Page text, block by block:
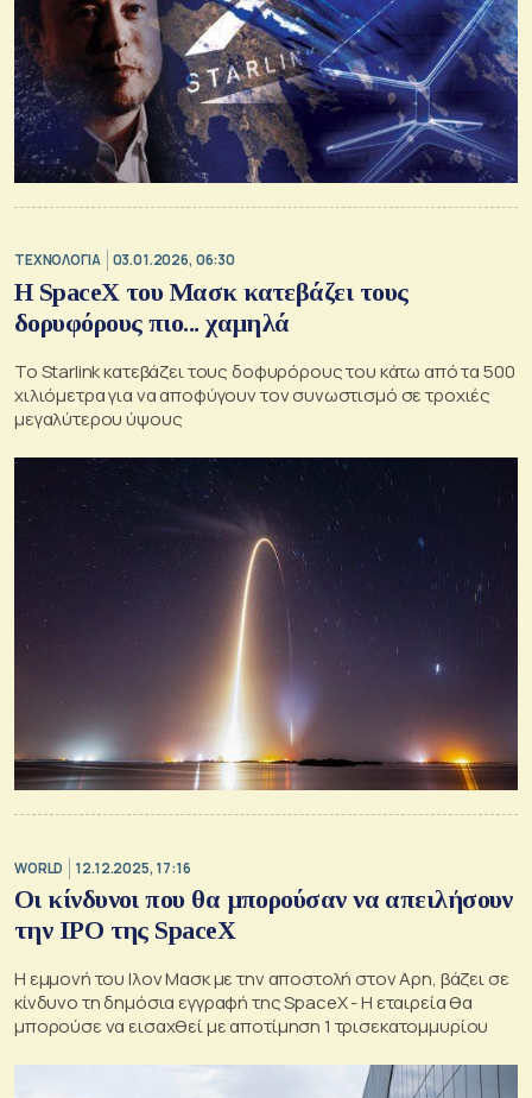
ΤΕΧΝΟΛΟΓΙΑ 03.01.2026, 06:30
Η SpaceX του Μασκ κατεβάζει τους
δορυφόρους πιο... χαμηλά
Το Starlink κατεβάζει τους δοφυρόρους του κάτω από τα 500
χιλιόμετρα για να αποφύγουν τον συνωστισμό σε τροχιές
μεγαλύτερου ύψους
WORLD 12.12.2025, 17:16
Οι κίνδυνοι που θα μπορούσαν να απειλήσουν
την IPO της SpaceX
H εμμονή του Ιλον Μασκ με την αποστολή στον Αρη, βάζει σε
κίνδυνο τη δημόσια εγγραφή της SpaceX - Η εταιρεία θα
μπορούσε να εισαχθεί με αποτίμηση 1 τρισεκατομμυρίου